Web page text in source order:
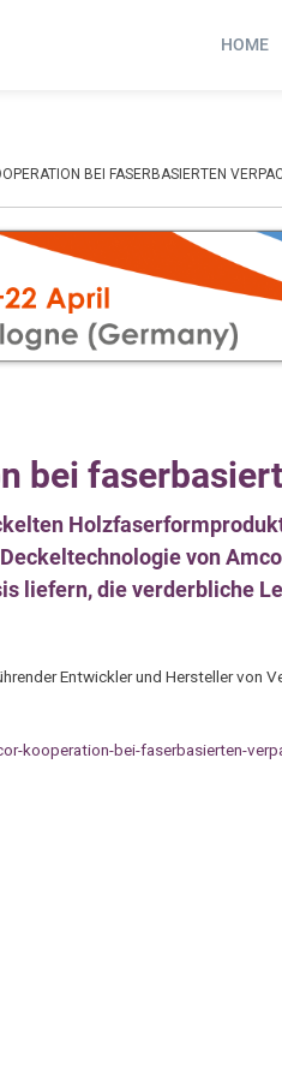
HOME
BEI FASERBASIERTEN
bei
von
liefern, die verderbliche
Entwickler und Hersteller von
kooperation-bei-faserbasierten-